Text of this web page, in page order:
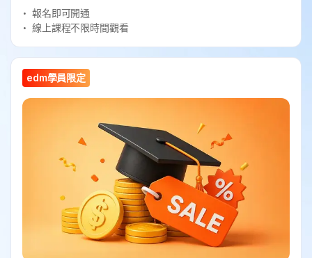
報名即可開通
線上課程不限時間觀看
edm學員限定